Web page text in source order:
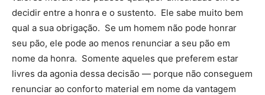
decidir entre a honra e o sustento. Ele sabe muito bem
qual a sua obrigação. Se um homem não pode honrar
seu pão, ele pode ao menos renunciar a seu pão em
nome da honra. Somente aqueles que preferem estar
livres da agonia dessa decisão — porque não conseguem
renunciar ao conforto material em nome da vantagem